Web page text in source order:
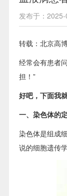
发布于：
转载：北京高
经常会有患者
担！”
好吧，下面我
一、染色体的
染色体是组成
说的细胞遗传